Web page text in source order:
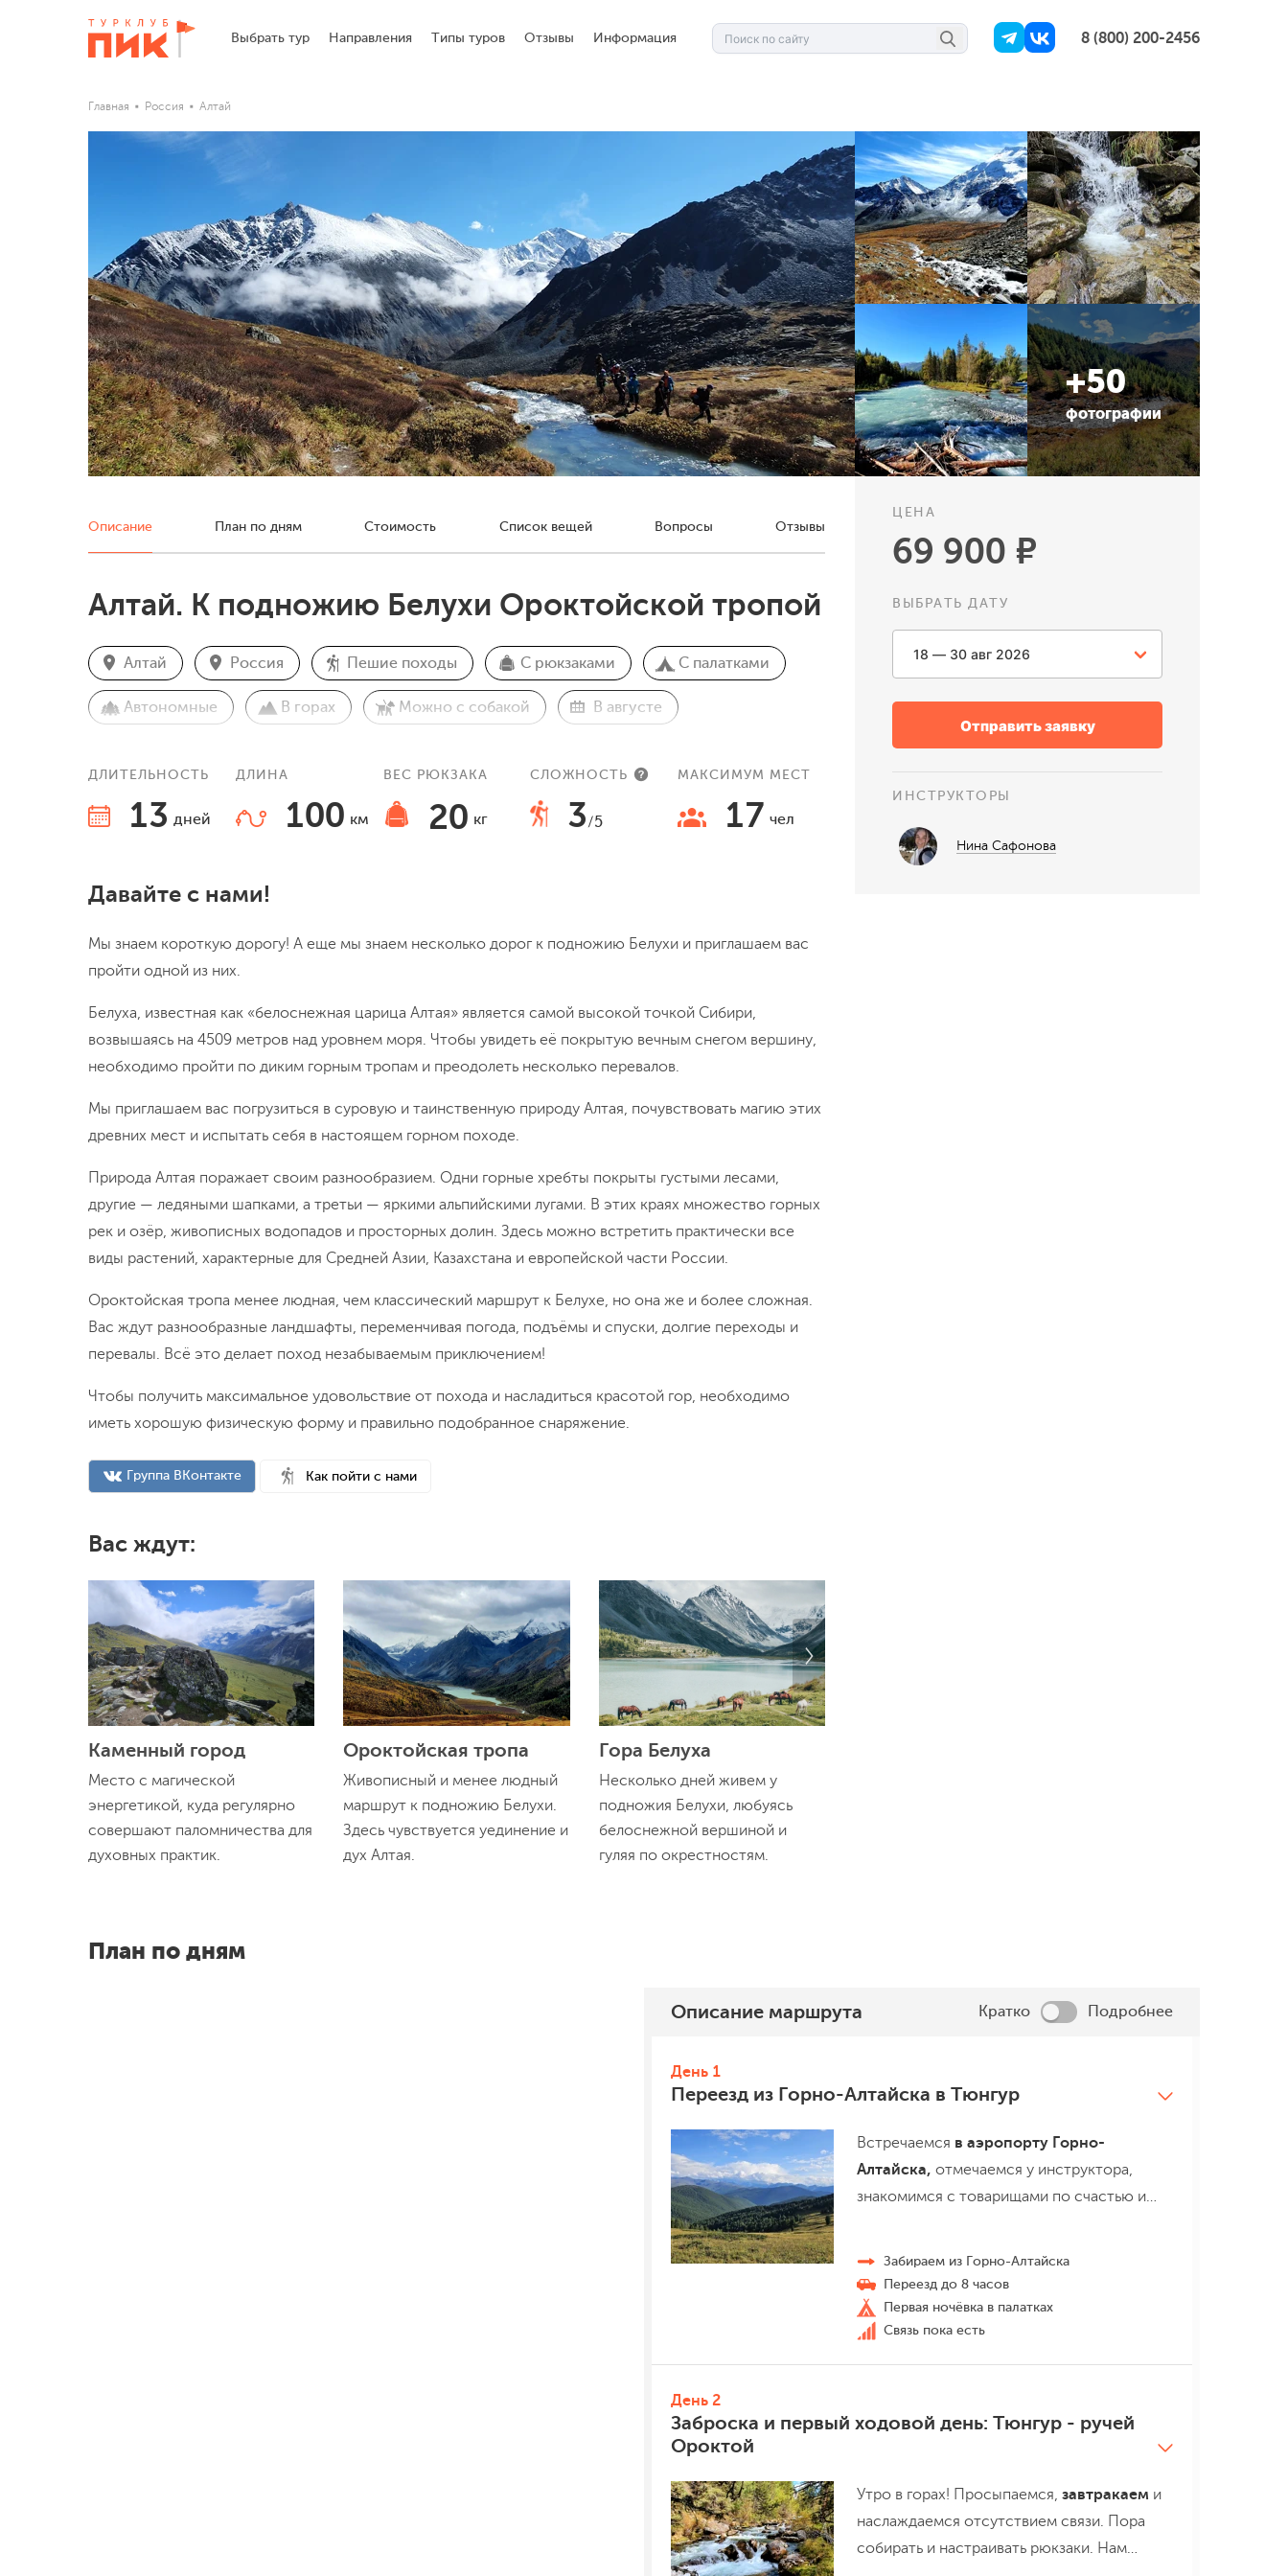
Выбрать тур Направления Типы туров Отзывы Информация 8 (800) 200-2456
Главная Россия Алтай
+50
фотографии
Описание План по дням Стоимость Список вещей Вопросы Отзывы
Алтай. К подножию Белухи Ороктойской тропой
Алтай Россия Пешие походы С рюкзаками С палатками
Автономные В горах Можно с собакой В августе
ДЛИТЕЛЬНОСТЬ
13 дней
ДЛИНА
100 км
ВЕС РЮКЗАКА
20 кг
СЛОЖНОСТЬ
3/5
МАКСИМУМ МЕСТ
17 чел
Давайте с нами!
Мы знаем короткую дорогу! А еще мы знаем несколько дорог к подножию Белухи и приглашаем вас
пройти одной из них.
Белуха, известная как «белоснежная царица Алтая» является самой высокой точкой Сибири,
возвышаясь на 4509 метров над уровнем моря. Чтобы увидеть её покрытую вечным снегом вершину,
необходимо пройти по диким горным тропам и преодолеть несколько перевалов.
Мы приглашаем вас погрузиться в суровую и таинственную природу Алтая, почувствовать магию этих
древних мест и испытать себя в настоящем горном походе.
Природа Алтая поражает своим разнообразием. Одни горные хребты покрыты густыми лесами,
другие — ледяными шапками, а третьи — яркими альпийскими лугами. В этих краях множество горных
рек и озёр, живописных водопадов и просторных долин. Здесь можно встретить практически все
виды растений, характерные для Средней Азии, Казахстана и европейской части России.
Ороктойская тропа менее людная, чем классический маршрут к Белухе, но она же и более сложная.
Вас ждут разнообразные ландшафты, переменчивая погода, подъёмы и спуски, долгие переходы и
перевалы. Всё это делает поход незабываемым приключением!
Чтобы получить максимальное удовольствие от похода и насладиться красотой гор, необходимо
иметь хорошую физическую форму и правильно подобранное снаряжение.
Группа ВКонтакте Как пойти с нами
Вас ждут:
Каменный город
Место с магической
энергетикой, куда регулярно
совершают паломничества для
духовных практик.
Ороктойская тропа
Живописный и менее людный
маршрут к подножию Белухи.
Здесь чувствуется уединение и
дух Алтая.
Гора Белуха
Несколько дней живем у
подножия Белухи, любуясь
белоснежной вершиной и
гуляя по окрестностям.
ЦЕНА
69 900 ₽
ВЫБРАТЬ ДАТУ
Отправить заявку
ИНСТРУКТОРЫ
Нина Сафонова
План по дням
Описание маршрута Кратко Подробнее
День 1
Переезд из Горно-Алтайска в Тюнгур
Встречаемся в аэропорту Горно-
Алтайска, отмечаемся у инструктора,
знакомимся с товарищами по счастью и
до поселка Тюнгур,
но очень живописным. Поедем
Чуйский тракт, далее по Канской степи в
в туркомплексе и слушаем вводный
день был непростым, надо набраться сил
перед большим путешествием.
Забираем из Горно-Алтайска
Переезд до 8 часов
Первая ночёвка в палатках
Связь пока есть
День 2
Заброска и первый ходовой день: Тюнгур - ручей
Ороктой
Утро в горах! Просыпаемся, завтракаем и
наслаждаемся отсутствием связи. Пора
собирать и настраивать рюкзаки. Нам